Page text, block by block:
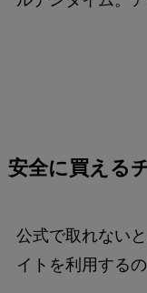
安全に買える
公式で取れない
イトを利用するの